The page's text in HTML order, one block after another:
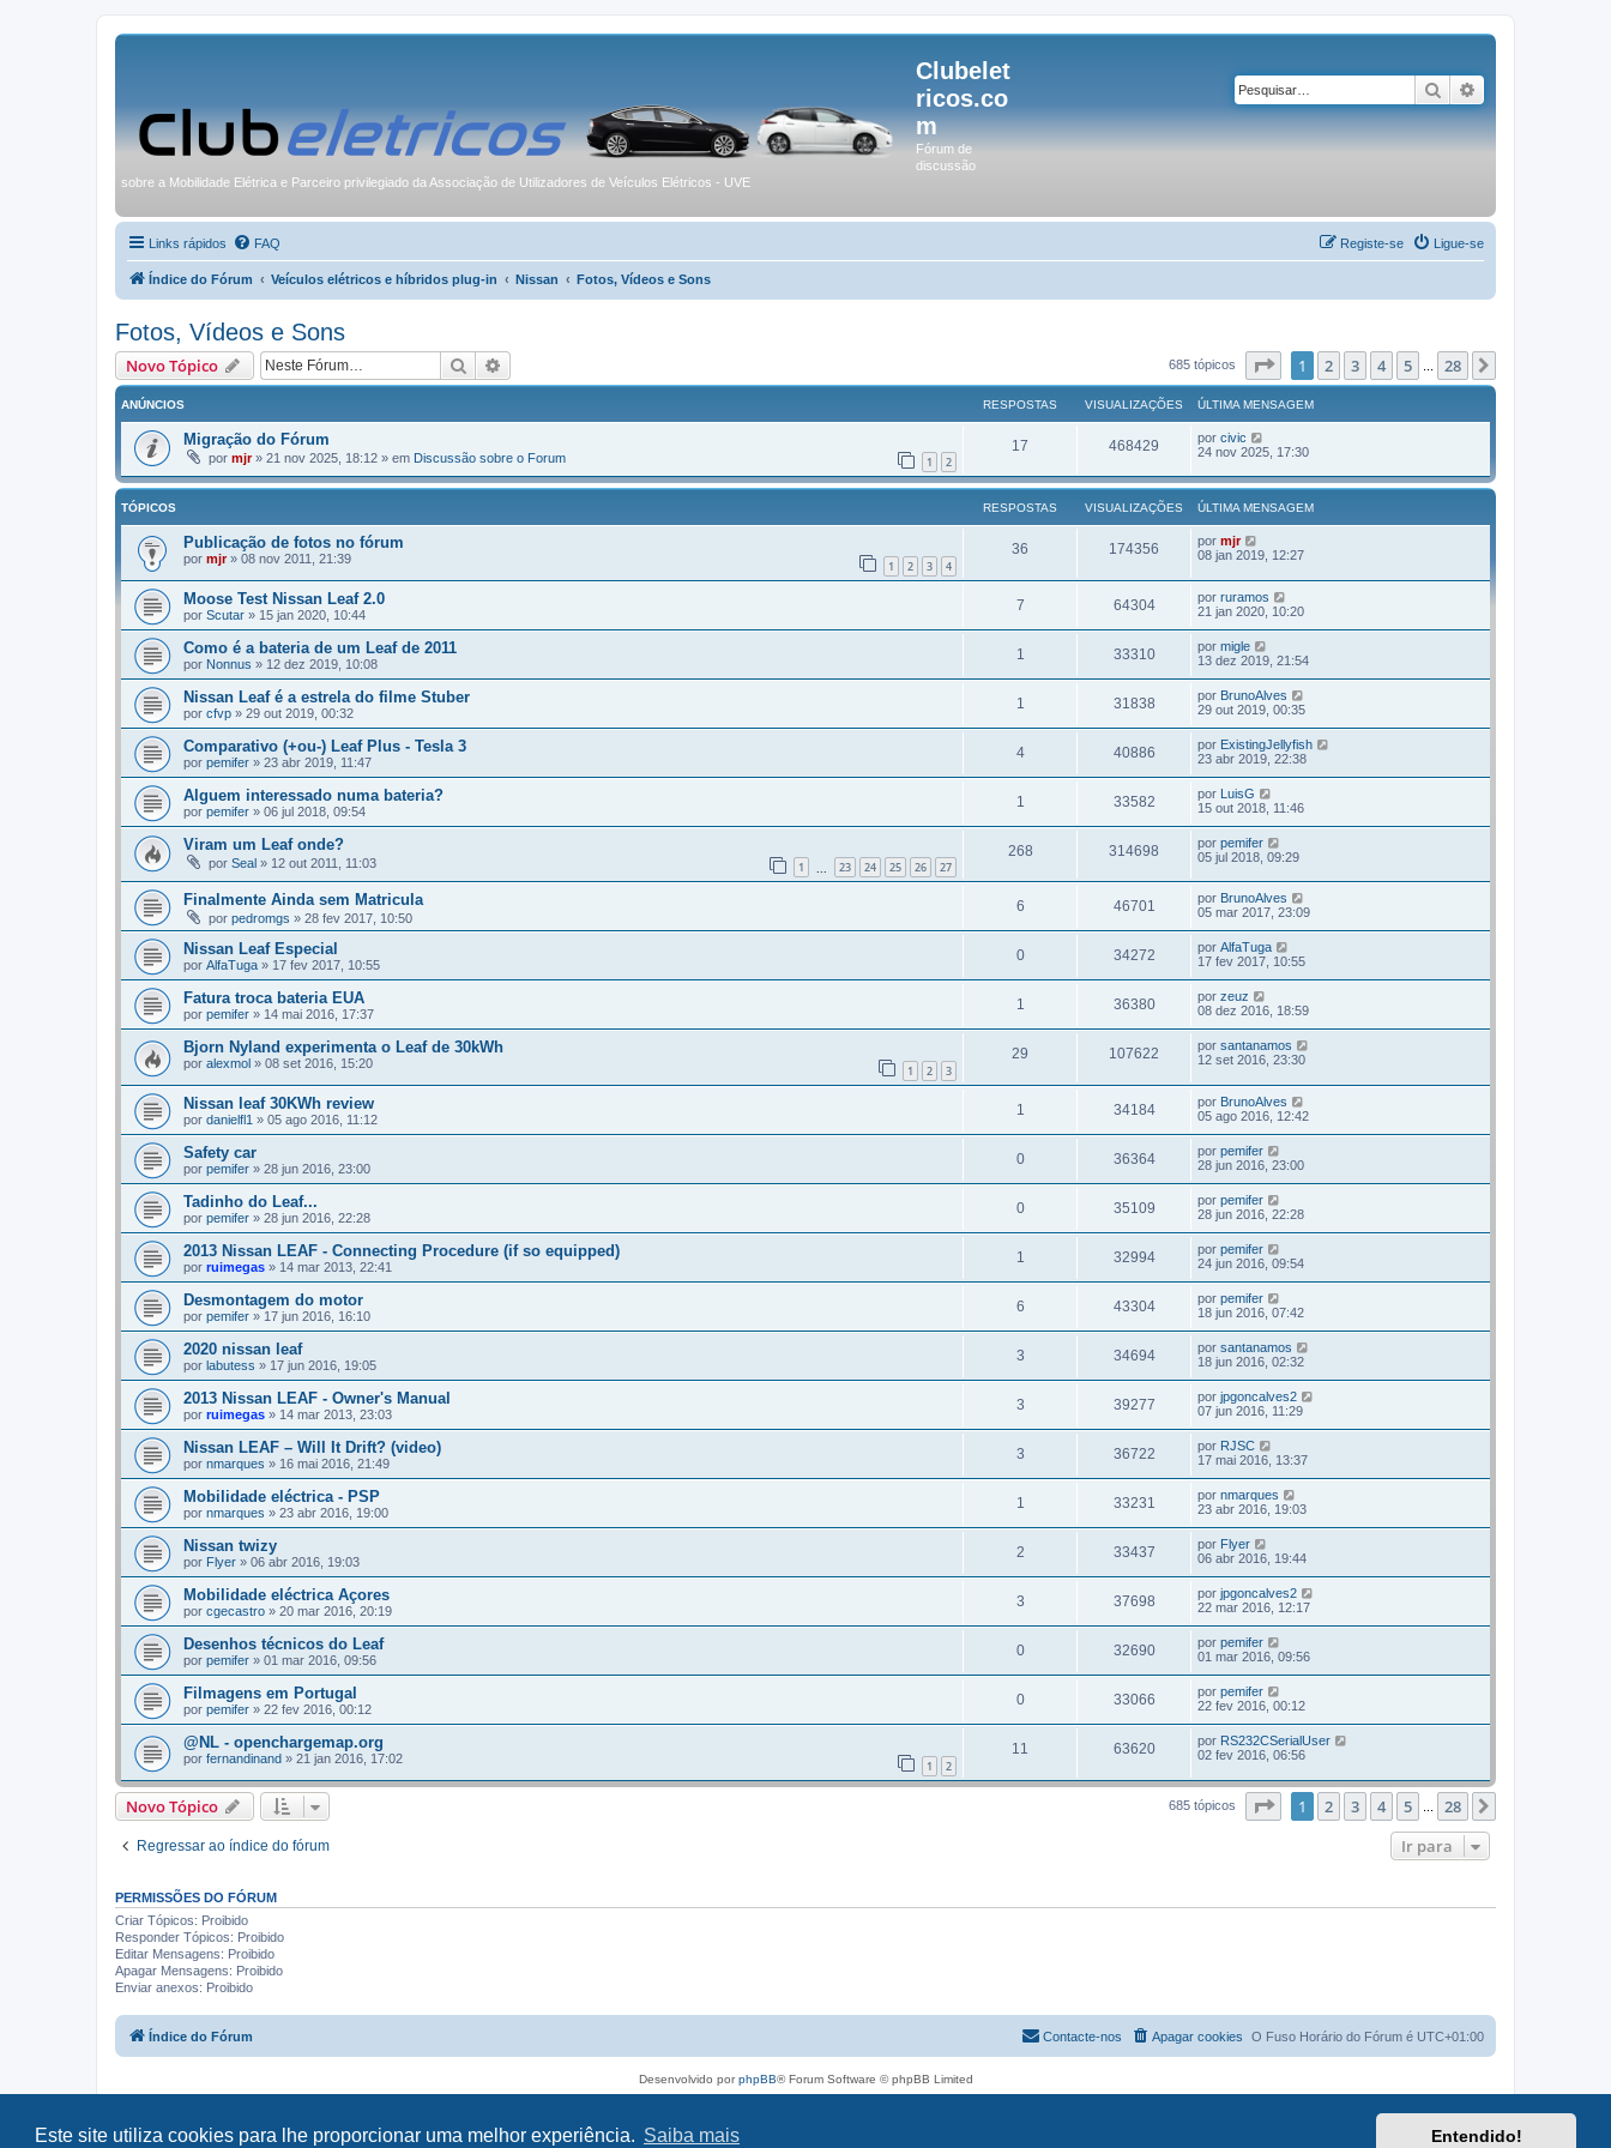
Este site utiliza cookies para lhe proporcionar uma melhor experiência. Saiba mais Entendido!
Clubelet
ricos.co
m
Fórum de
discussão
sobre a Mobilidade Elétrica e Parceiro privilegiado da Associação de Utilizadores de Veículos Elétricos - UVE
Pesquisar
Links rápidos FAQ Ligue-se
Registe-se
Índice do Fórum Veículos elétricos e híbridos plug-in Nissan Fotos, Vídeos e Sons
Fotos, Vídeos e Sons
Novo Tópico Pesquisar 685 tópicos Página1 de 28
1 2 3 4 5 28
ANÚNCIOS RESPOSTAS VISUALIZAÇÕES ÚLTIMA MENSAGEM
Migração do Fórum
por mjr» 21 nov 2025, 18:12 » em Discussão sobre o Forum 1 2
17 468429 por civic
24 nov 2025, 17:30
TÓPICOS RESPOSTAS VISUALIZAÇÕES ÚLTIMA MENSAGEM
Publicação de fotos no fórum
por mjr» 08 nov 2011, 21:39 1 2 3 4
36 174356 por mjr
08 jan 2019, 12:27
Moose Test Nissan Leaf 2.0
por Scutar » 15 jan 2020, 10:44
7 64304 por ruramos
21 jan 2020, 10:20
Como é a bateria de um Leaf de 2011
por Nonnus » 12 dez 2019, 10:08
1 33310 por migle
13 dez 2019, 21:54
Nissan Leaf é a estrela do filme Stuber
por cfvp » 29 out 2019, 00:32
1 31838 por BrunoAlves
29 out 2019, 00:35
Comparativo (+ou-) Leaf Plus - Tesla 3
por pemifer » 23 abr 2019, 11:47
4 40886 por ExistingJellyfish
23 abr 2019, 22:38
Alguem interessado numa bateria?
por pemifer » 06 jul 2018, 09:54
1 33582 por LuisG
15 out 2018, 11:46
Viram um Leaf onde?
por Seal » 12 out 2011, 11:03 1 23 24 25 26 27
268 314698 por pemifer
05 jul 2018, 09:29
Finalmente Ainda sem Matricula
por pedromgs » 28 fev 2017, 10:50
6 46701 por BrunoAlves
05 mar 2017, 23:09
Nissan Leaf Especial
por AlfaTuga » 17 fev 2017, 10:55
0 34272 por AlfaTuga
17 fev 2017, 10:55
Fatura troca bateria EUA
por pemifer » 14 mai 2016, 17:37
1 36380 por zeuz
08 dez 2016, 18:59
Bjorn Nyland experimenta o Leaf de 30kWh
por alexmol » 08 set 2016, 15:20 1 2 3
29 107622 por santanamos
12 set 2016, 23:30
Nissan leaf 30KWh review
por danielfl1 » 05 ago 2016, 11:12
1 34184 por BrunoAlves
05 ago 2016, 12:42
Safety car
por pemifer » 28 jun 2016, 23:00
0 36364 por pemifer
28 jun 2016, 23:00
Tadinho do Leaf...
por pemifer » 28 jun 2016, 22:28
0 35109 por pemifer
28 jun 2016, 22:28
2013 Nissan LEAF - Connecting Procedure (if so equipped)
por ruimegas » 14 mar 2013, 22:41
1 32994 por pemifer
24 jun 2016, 09:54
Desmontagem do motor
por pemifer » 17 jun 2016, 16:10
6 43304 por pemifer
18 jun 2016, 07:42
2020 nissan leaf
por labutess » 17 jun 2016, 19:05
3 34694 por santanamos
18 jun 2016, 02:32
2013 Nissan LEAF - Owner's Manual
por ruimegas » 14 mar 2013, 23:03
3 39277 por jpgoncalves2
07 jun 2016, 11:29
Nissan LEAF – Will It Drift? (video)
por nmarques » 16 mai 2016, 21:49
3 36722 por RJSC
17 mai 2016, 13:37
Mobilidade eléctrica - PSP
por nmarques » 23 abr 2016, 19:00
1 33231 por nmarques
23 abr 2016, 19:03
Nissan twizy
por Flyer » 06 abr 2016, 19:03
2 33437 por Flyer
06 abr 2016, 19:44
Mobilidade eléctrica Açores
por cgecastro » 20 mar 2016, 20:19
3 37698 por jpgoncalves2
22 mar 2016, 12:17
Desenhos técnicos do Leaf
por pemifer » 01 mar 2016, 09:56
0 32690 por pemifer
01 mar 2016, 09:56
Filmagens em Portugal
por pemifer » 22 fev 2016, 00:12
0 33066 por pemifer
22 fev 2016, 00:12
@NL - openchargemap.org
por fernandinand » 21 jan 2016, 17:02 1 2
11 63620 por RS232CSerialUser
02 fev 2016, 06:56
Novo Tópico 685 tópicos Página1 de 28
1 2 3 4 5 28
Regressar ao índice do fórum Ir para
PERMISSÕES DO FÓRUM
Criar Tópicos: Proibido
Responder Tópicos: Proibido
Editar Mensagens: Proibido
Apagar Mensagens: Proibido
Enviar anexos: Proibido
Índice do Fórum O Fuso Horário do Fórum é UTC+01:00
Apagar cookies
Contacte-nos
Desenvolvido porphpBB® Forum Software © phpBB Limited